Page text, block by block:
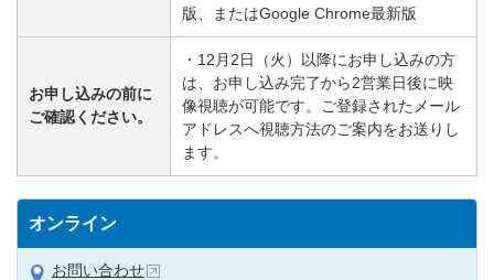
版、またはGoogle Chrome最新版
お申し込みの前に
ご確認ください。
・12月2日（火）以降にお申し込みの方
は、お申し込み完了から2営業日後に映
像視聴が可能です。ご登録されたメール
アドレスへ視聴方法のご案内をお送りし
ます。
オンライン
お問い合わせ